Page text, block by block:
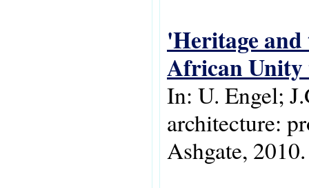
'Heritage
African
In: U. Engel;
architecture:
Ashgate, 2010.